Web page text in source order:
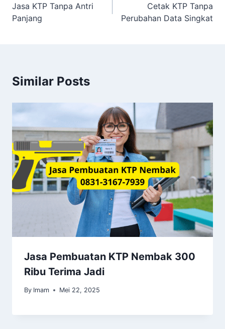
pos
Jasa KTP Tanpa Antri
Panjang
Cetak KTP Tanpa
Perubahan Data Singkat
Similar Posts
Jasa Pembuatan KTP Nembak 300
Ribu Terima Jadi
By Imam Mei 22, 2025